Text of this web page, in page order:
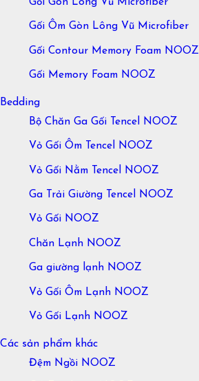
Gối Ôm Gòn Lông Vũ Microfiber
Gối Contour Memory Foam NOOZ
Gối Memory Foam NOOZ
Bedding
Bộ Chăn Ga Gối Tencel NOOZ
Vỏ Gối Ôm Tencel NOOZ
Vỏ Gối Nằm Tencel NOOZ
Ga Trải Giường Tencel NOOZ
Vỏ Gối NOOZ
Chăn Lạnh NOOZ
Ga giường lạnh NOOZ
Vỏ Gối Ôm Lạnh NOOZ
Vỏ Gối Lạnh NOOZ
Các sản phẩm khác
Đệm Ngồi NOOZ